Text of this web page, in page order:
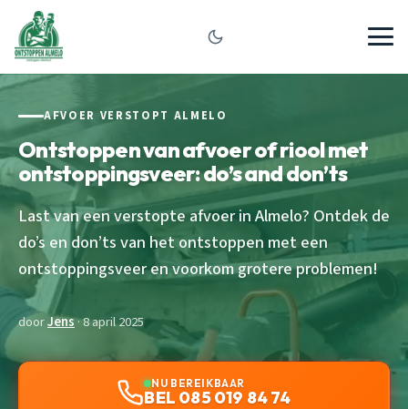
AFVOER VERSTOPT ALMELO
Ontstoppen van afvoer of riool met
ontstoppingsveer: do’s and don’ts
Last van een verstopte afvoer in Almelo? Ontdek de
do’s en don’ts van het ontstoppen met een
ontstoppingsveer en voorkom grotere problemen!
doorJens· 8 april 2025
NU BEREIKBAAR
BEL 085 019 84 74